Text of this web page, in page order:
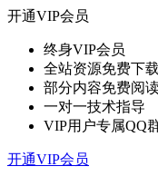
开通VIP会员
终身VIP会员
全站资源免费下载
部分内容免费阅
一对一技术指导
VIP用户专属QQ
开通VIP会员